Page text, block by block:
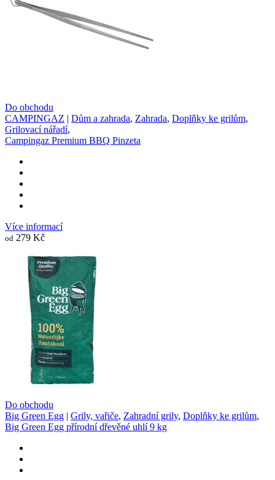
Do obchodu
CAMPINGAZ | Dům a zahrada, Zahrada, Doplňky ke grilům,
Grilovací nářadí,
Campingaz Premium BBQ Pinzeta
Více informací
od 279 Kč
Do obchodu
Big Green Egg | Grily, vařiče, Zahradní grily, Doplňky ke grilům,
Big Green Egg přírodní dřevěné uhlí 9 kg